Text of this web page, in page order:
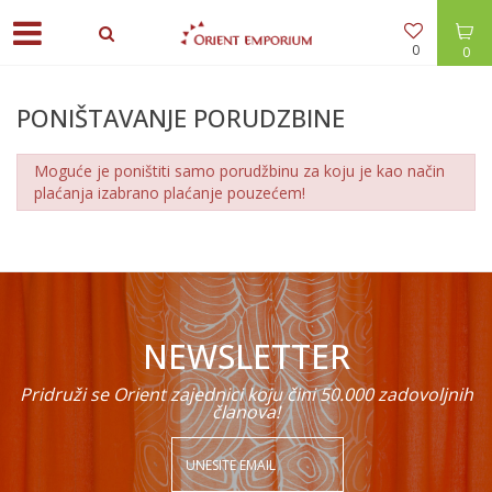
0
0
PONIŠTAVANJE PORUDZBINE
Moguće je poništiti samo porudžbinu za koju je kao način
plaćanja izabrano plaćanje pouzećem!
NEWSLETTER
Pridruži se Orient zajednici koju čini 50.000 zadovoljnih
članova!